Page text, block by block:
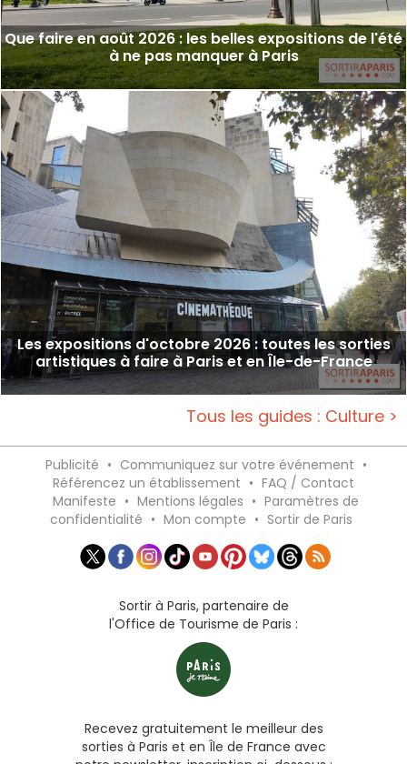
Que faire en août 2026 : les belles expositions de l'été
à ne pas manquer à Paris
Les expositions d'octobre 2026 : toutes les sorties
artistiques à faire à Paris et en Île-de-France
Tous les guides : Culture >
Publicité • Communiquez sur votre événement •
Référencez un établissement • FAQ / Contact
Manifeste • Mentions légales • Paramètres de
confidentialité • Mon compte • Sortir de Paris
Sortir à Paris, partenaire de
l'Office de Tourisme de Paris :
Recevez gratuitement le meilleur des
sorties à Paris et en Île de France avec